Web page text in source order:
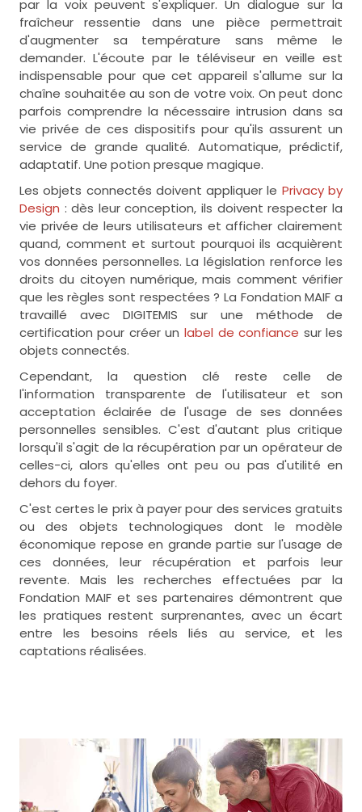
par la voix peuvent s'expliquer. Un dialogue sur la
fraîcheur ressentie dans une pièce permettrait
d'augmenter sa température sans même le
demander. L'écoute par le téléviseur en veille est
indispensable pour que cet appareil s'allume sur la
chaîne souhaitée au son de votre voix. On peut donc
parfois comprendre la nécessaire intrusion dans sa
vie privée de ces dispositifs pour qu'ils assurent un
service de grande qualité. Automatique, prédictif,
adaptatif. Une potion presque magique.
Les objets connectés doivent appliquer le Privacy by
Design : dès leur conception, ils doivent respecter la
vie privée de leurs utilisateurs et afficher clairement
quand, comment et surtout pourquoi ils acquièrent
vos données personnelles. La législation renforce les
droits du citoyen numérique, mais comment vérifier
que les règles sont respectées ? La Fondation MAIF a
travaillé avec DIGITEMIS sur une méthode de
certification pour créer un label de confiance sur les
objets connectés.
Cependant, la question clé reste celle de
l'information transparente de l'utilisateur et son
acceptation éclairée de l'usage de ses données
personnelles sensibles. C'est d'autant plus critique
lorsqu'il s'agit de la récupération par un opérateur de
celles-ci, alors qu'elles ont peu ou pas d'utilité en
dehors du foyer.
C'est certes le prix à payer pour des services gratuits
ou des objets technologiques dont le modèle
économique repose en grande partie sur l'usage de
ces données, leur récupération et parfois leur
revente. Mais les recherches effectuées par la
Fondation MAIF et ses partenaires démontrent que
les pratiques restent surprenantes, avec un écart
entre les besoins réels liés au service, et les
captations réalisées.